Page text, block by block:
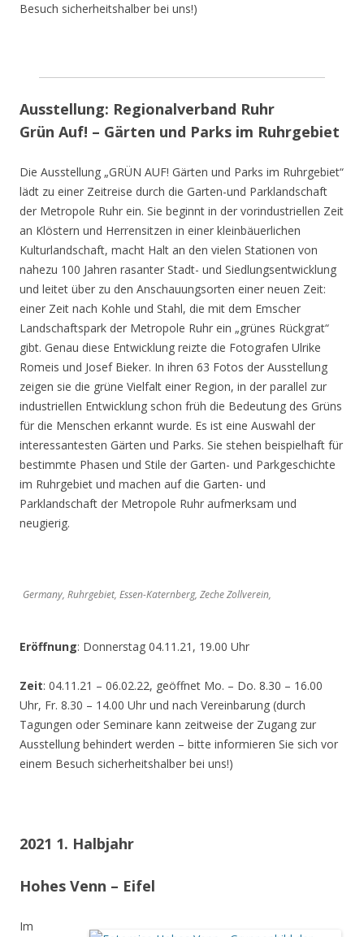
Besuch sicherheitshalber bei uns!)
Ausstellung: Regionalverband Ruhr
Grün Auf! – Gärten und Parks im Ruhrgebiet
Die Ausstellung „GRÜN AUF! Gärten und Parks im Ruhrgebiet“
lädt zu einer Zeitreise durch die Garten-und Parklandschaft
der Metropole Ruhr ein. Sie beginnt in der vorindustriellen Zeit
an Klöstern und Herrensitzen in einer kleinbäuerlichen
Kulturlandschaft, macht Halt an den vielen Stationen von
nahezu 100 Jahren rasanter Stadt- und Siedlungsentwicklung
und leitet über zu den Anschauungsorten einer neuen Zeit:
einer Zeit nach Kohle und Stahl, die mit dem Emscher
Landschaftspark der Metropole Ruhr ein „grünes Rückgrat“
gibt. Genau diese Entwicklung reizte die Fotografen Ulrike
Romeis und Josef Bieker. In ihren 63 Fotos der Ausstellung
zeigen sie die grüne Vielfalt einer Region, in der parallel zur
industriellen Entwicklung schon früh die Bedeutung des Grüns
für die Menschen erkannt wurde. Es ist eine Auswahl der
interessantesten Gärten und Parks. Sie stehen beispielhaft für
bestimmte Phasen und Stile der Garten- und Parkgeschichte
im Ruhrgebiet und machen auf die Garten- und
Parklandschaft der Metropole Ruhr aufmerksam und
neugierig.
Germany, Ruhrgebiet, Essen-Katernberg, Zeche Zollverein,
Eröffnung: Donnerstag 04.11.21, 19.00 Uhr
Zeit: 04.11.21 – 06.02.22, geöffnet Mo. – Do. 8.30 – 16.00
Uhr, Fr. 8.30 – 14.00 Uhr und nach Vereinbarung (durch
Tagungen oder Seminare kann zeitweise der Zugang zur
Ausstellung behindert werden – bitte informieren Sie sich vor
einem Besuch sicherheitshalber bei uns!)
2021 1. Halbjahr
Hohes Venn – Eifel
Im